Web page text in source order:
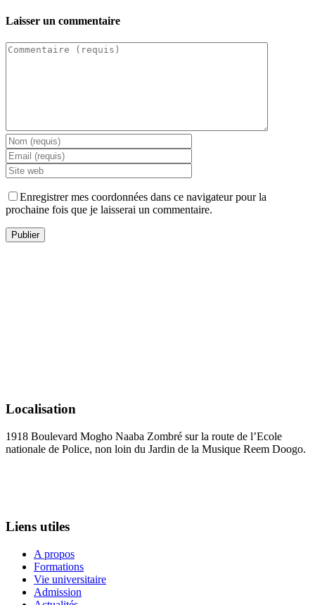
Laisser un commentaire
Enregistrer mes coordonnées dans ce navigateur pour la
prochaine fois que je laisserai un commentaire.
Localisation
1918 Boulevard Mogho Naaba Zombré sur la route de l’Ecole
nationale de Police, non loin du Jardin de la Musique Reem Doogo.
Liens utiles
A propos
Formations
Vie universitaire
Admission